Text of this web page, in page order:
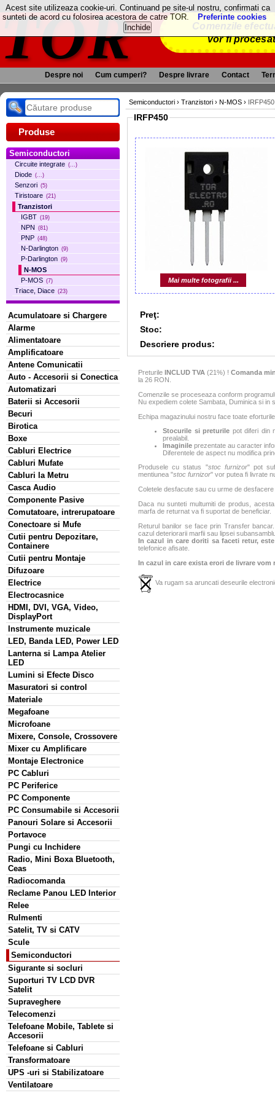
TOR
Comenzile
vor fi
Despre noi Cum cumperi? Despre livrare Contact
Produse
Semiconductori
Circuite integrate (...)
Diode (...)
Senzori (5)
Tiristoare (21)
Tranzistori
IGBT (19)
NPN (81)
PNP (48)
N-Darlington (9)
P-Darlington (9)
N-MOS
P-MOS (7)
Triace, Diace (23)
Acumulatoare si Chargere
Alarme
Alimentatoare
Amplificatoare
Antene Comunicatii
Auto - Accesorii si Conectica
Automatizari
Baterii si Accesorii
Becuri
Birotica
Boxe
Cabluri Electrice
Cabluri Mufate
Cabluri la Metru
Casca Audio
Componente Pasive
Comutatoare, intrerupatoare
Conectoare si Mufe
Cutii pentru Depozitare,
Containere
Cutii pentru Montaje
Difuzoare
Electrice
Electrocasnice
HDMI, DVI, VGA, Video,
DisplayPort
Instrumente muzicale
LED, Banda LED, Power LED
Lanterna si Lampa Atelier
LED
Lumini si Efecte Disco
Masuratori si control
Materiale
Megafoane
Microfoane
Mixere, Console, Crossovere
Mixer cu Amplificare
Montaje Electronice
PC Cabluri
PC Periferice
PC Componente
PC Consumabile si Accesorii
Panouri Solare si Accesorii
Portavoce
Pungi cu Inchidere
Radio, Mini Boxa Bluetooth,
Ceas
Radiocomanda
Reclame Panou LED Interior
Relee
Rulmenti
Satelit, TV si CATV
Scule
Semiconductori
Sigurante si socluri
Suporturi TV LCD DVR
Satelit
Supraveghere
Telecomenzi
Telefoane Mobile, Tablete si
Accesorii
Telefoane si Cabluri
Transformatoare
UPS -uri si Stabilizatoare
Ventilatoare
Semiconductori › Tranzistori › N-MOS › IRFP450
IRFP450
Mai multe fotografii ...
Preţ:
Stoc:
Descriere produs:
Preturile INCLUD TVA (21%) ! Comanda
la 26 RON.
Comenzile se proceseaza conform
Nu expediem colete Sambata, Duminica si in
Echipa magazinului nostru face toate
Stocurile si preturile pot diferi din
prealabil.
Imaginile prezentate au caracter
Diferentele de aspect nu modifica
Produsele cu status "stoc furnizor" pot
mentiunea "stoc furnizor" vor putea fi livrate
Coletele desfacute sau cu urme de
Daca nu sunteti multumiti de produs,
marfa de returnat va fi suportat de beneficiar.
Returul banilor se face prin Transfer
cazul deteriorarii marfii sau lipsei
In cazul in care doriti sa faceti retur,
telefonice afisate.
In cazul in care exista erori de livrare
Va rugam sa aruncati deseurile
Acest site utilizeaza cookie-uri. Continuand pe site-ul nostru, confirmati ca
sunteti de acord cu folosirea acestora de catre TOR.
Preferinte cookies